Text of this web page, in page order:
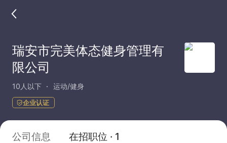
瑞安市完美体态健身管理有
限公司
10人以下 运动/健身
企业认证
公司信息 在招职位 · 1